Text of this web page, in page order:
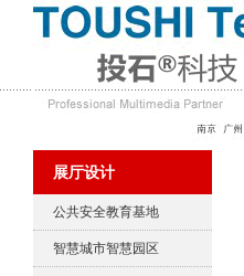
展厅设计
公共安全教育基地
智慧城市智慧园区